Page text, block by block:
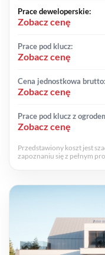
Prace deweloperskie:
Zobacz cenę
Prace pod klucz:
Zobacz cenę
Cena jednostkowa brutto:
Zobacz cenę
Prace pod klucz z
Zobacz cenę
Przedstawiony koszt jest
zapoznaniu się z pełnym